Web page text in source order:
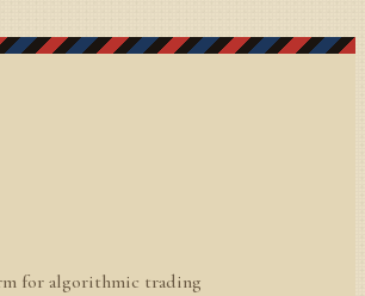
for algorithmic trading